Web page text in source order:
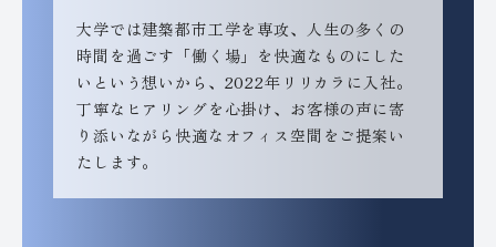
大学では建築都市工学を専攻、人生の多くの
時間を過ごす「働く場」を快適なものにした
いという想いから、2022年リリカラに入社。
丁寧なヒアリングを心掛け、お客様の声に寄
り添いながら快適なオフィス空間をご提案い
たします。